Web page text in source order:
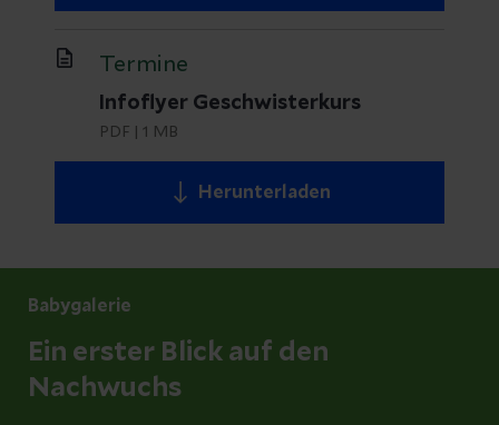
Termine
Infoflyer Geschwisterkurs
PDF 1 MB
Herunterladen
Babygalerie
Ein erster Blick auf den
Nachwuchs